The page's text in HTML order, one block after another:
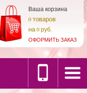
Ваша корзина
0товаров
на0 руб.
ОФОРМИТЬ ЗАКАЗ